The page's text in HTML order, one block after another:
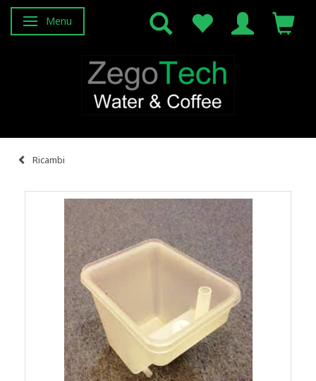
Attiva/disattiva navigazione
Menu
Ricambi